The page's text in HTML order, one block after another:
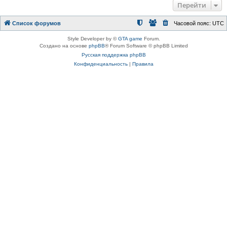
Перейти
Список форумов Часовой пояс: UTC
Style Developer by ©GTA game Forum.
Создано на основе phpBB® Forum Software © phpBB Limited
Русская поддержка phpBB
Конфиденциальность| Правила